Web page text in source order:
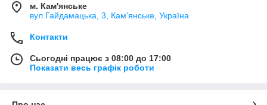
м. Кам'янське
вул.Гайдамацька, 3, Кам'янське, Україна
Контакти
Сьогодні працює з 08:00 до 17:00
Показати весь графік роботи